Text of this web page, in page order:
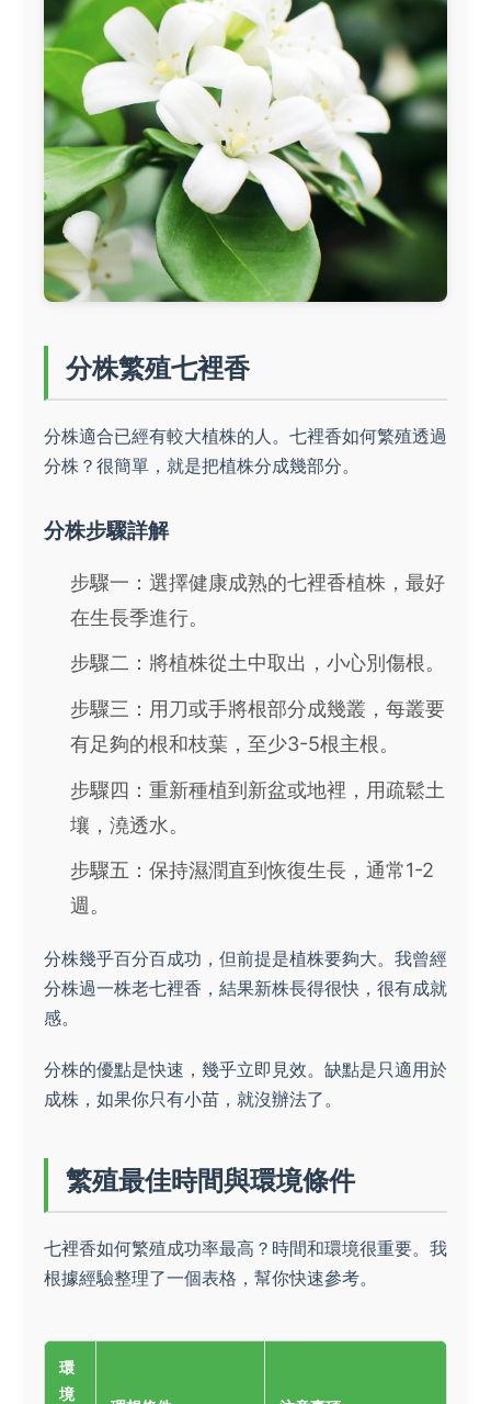
分株繁殖七裡香
分株適合已經有較大植株的人。七裡香如何繁殖透過
分株？很簡單，就是把植株分成幾部分。
分株步驟詳解
步驟一：選擇健康成熟的七裡香植株，最好
在生長季進行。
步驟二：將植株從土中取出，小心別傷根。
步驟三：用刀或手將根部分成幾叢，每叢要
有足夠的根和枝葉，至少3-5根主根。
步驟四：重新種植到新盆或地裡，用疏鬆土
壤，澆透水。
步驟五：保持濕潤直到恢復生長，通常1-2
週。
分株幾乎百分百成功，但前提是植株要夠大。我曾經
分株過一株老七裡香，結果新株長得很快，很有成就
感。
分株的優點是快速，幾乎立即見效。缺點是只適用於
成株，如果你只有小苗，就沒辦法了。
繁殖最佳時間與環境條件
七裡香如何繁殖成功率最高？時間和環境很重要。我
根據經驗整理了一個表格，幫你快速參考。
環
境